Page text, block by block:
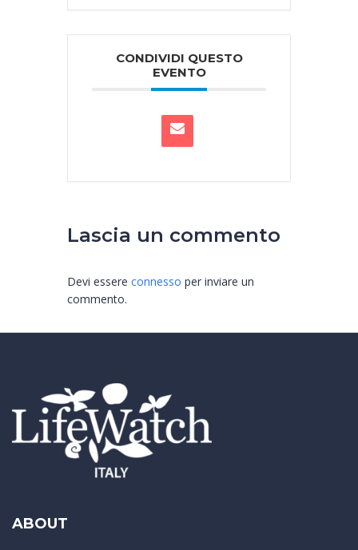
CONDIVIDI QUESTO
EVENTO
Lascia un commento
Devi essere connesso per inviare un
commento.
ABOUT